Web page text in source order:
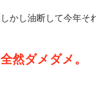
しかし油断して今年そ
全然ダメダメ。